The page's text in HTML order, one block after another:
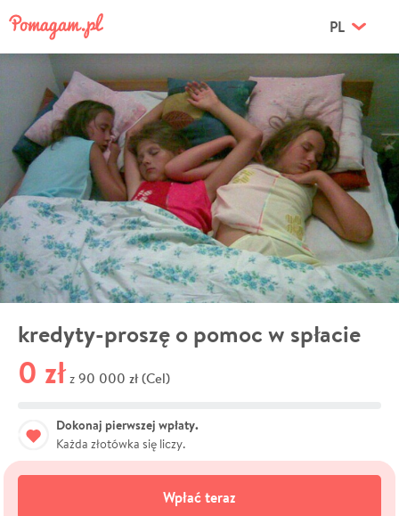
PL
kredyty-proszę o pomoc w spłacie
0 zł z 90 000 zł (Cel)
Dokonaj pierwszej wpłaty.
Każda złotówka się liczy.
Wpłać teraz